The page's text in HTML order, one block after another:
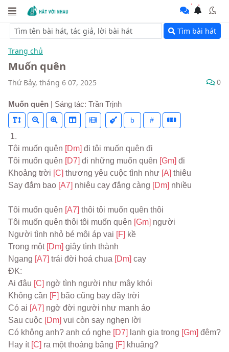
Tìm bài hát
Trang chủ
Muốn quên
Thứ Bảy, tháng 6 07, 2025 0
Muốn quên | Sáng tác: Trần Trịnh
b #
1.
Tôi muốn quên [Dm] đi tôi muốn quên đi
Tôi muốn quên [D7] đi những muốn quên [Gm] đi
Khoảng trời [C] thương yêu cuộc tình như [A] thiêu
Say đắm bao [A7] nhiêu cay đắng càng [Dm] nhiều
Tôi muốn quên [A7] thôi tôi muốn quên thôi
Tôi muốn quên thôi tôi muốn quên [Gm] người
Người tình nhỏ bé môi áp vai [F] kề
Trong một [Dm] giây tình thành
Ngang [A7] trái đời hoá chua [Dm] cay
ĐK:
Ai đâu [C] ngờ tình người như mây khói
Không cần [F] bão cũng bay đầy trời
Có ai [A7] ngờ đời người như manh áo
Sau cuộc [Dm] vui còn say nghẹn lời
Có không anh? anh có nghe [D7] lạnh gia trong [Gm] đêm?
Hay ít [C] ra một thoáng bâng [F] khuâng?